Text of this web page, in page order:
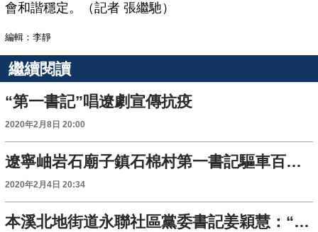
會和諧穩定。（記者 張繼馳）
編輯：李靜
繼續閱讀
“第一書記”唱遼劇宣傳抗疫
2020年2月8日 20:00
遼寧岫岩石廟子鎮石棉村第一書記驅車百餘裏送口罩
2020年2月4日 20:34
本溪北地街道永聯社區黨委書記姜穎慧：“大戰”當前我不能退縮 我得給大家打個樣兒